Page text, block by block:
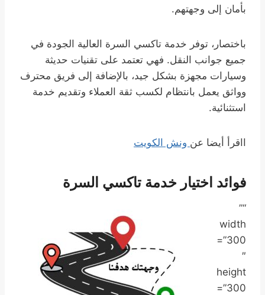
بأمان إلى وجهتهم.
باختصار، توفر خدمة تاكسي السرة العالية الجودة في
جميع جوانب النقل. فهي تعتمد على تقنيات حديثة
وسيارات مجهزة بشكل جيد، بالإضافة إلى فريق محترف
وواثق يعمل بانتظام لكسب ثقة العملاء وتقديم خدمة
استثنائية.
ااقرأ أيضا عن ونش الكويت
فوائد اختيار خدمة تاكسي السرة
“”
width
=”300
″
height
=”300